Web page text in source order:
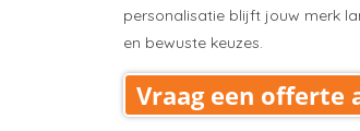
personalisatie blijft jouw merk
en bewuste keuzes.
Vraag een offerte